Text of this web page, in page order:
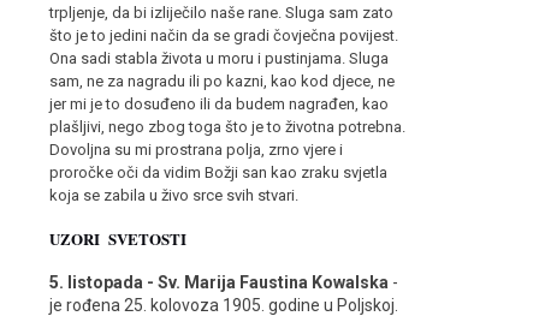
trpljenje, da bi izliječilo naše rane. Sluga sam zato
što je to jedini način da se gradi čovječna povijest.
Ona sadi stabla života u moru i pustinjama. Sluga
sam, ne za nagradu ili po kazni, kao kod djece, ne
jer mi je to dosuđeno ili da budem nagrađen, kao
plašljivi, nego zbog toga što je to životna potrebna.
Dovoljna su mi prostrana polja, zrno vjere i
proročke oči da vidim Božji san kao zraku svjetla
koja se zabila u živo srce svih stvari.
UZORI SVETOSTI
5. listopada - Sv. Marija Faustina Kowalska -
je rođena 25. kolovoza 1905. godine u Poljskoj.